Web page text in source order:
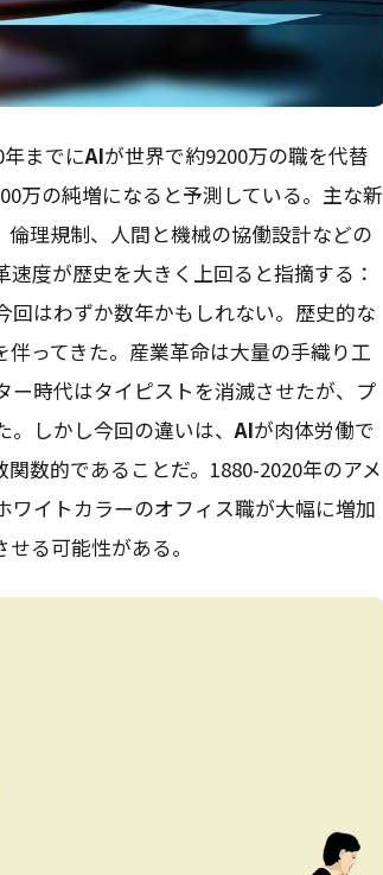
までにAIが世界で約9200万の職を代替
万の純増になると予測している。主な新
理規制、人間と機械の協働設計などの
度が歴史を大きく上回ると指摘する：
はわずか数年かもしれない。歴史的な
ってきた。産業革命は大量の手織り工
時代はタイピストを消滅させたが、プ
。しかし今回の違いは、AIが肉体労働で
数的であることだ。1880-2020年のアメ
ワイトカラーのオフィス職が大幅に増加
る可能性がある。